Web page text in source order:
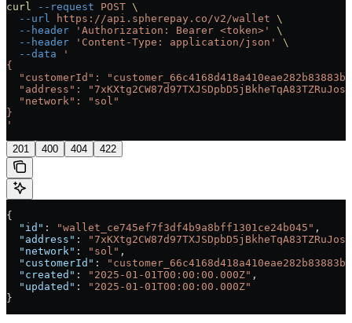
curl --request POST \
  --url
https://api.spherepay.co/v2/wallet \
  --header
'Authorization: Bearer <token>'
\
  --header
'Content-Type: application/json'
\
  --data
'
{
"customerId":
"address":
  "network": "sol"
}
'
201 400 404 422
{
  "id"
: "wallet_ce745ef7f3df4b9a8bff1301ce24b045" ,
  "address"
:
  "network"
: "sol" ,
  "customerId"
:
  "created"
: "2025-01-01T00:00:00.000Z" ,
  "updated"
:
"2025-01-01T00:00:00.000Z"
}